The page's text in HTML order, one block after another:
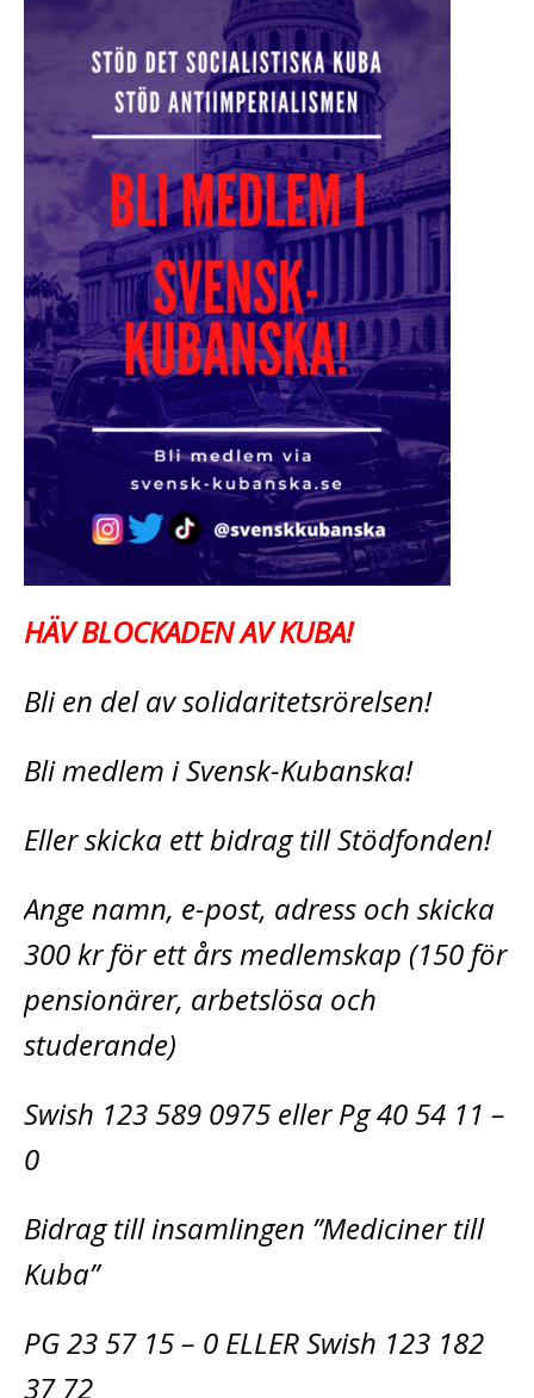
HÄV BLOCKADEN AV KUBA!
Bli en del av solidaritetsrörelsen!
Bli medlem i Svensk-Kubanska!
Eller skicka ett bidrag till Stödfonden!
Ange namn, e-post, adress och skicka
300 kr för ett års medlemskap (150 för
pensionärer, arbetslösa och
studerande)
Swish 123 589 0975 eller Pg 40 54 11 –
0
Bidrag till insamlingen ”Mediciner till
Kuba”
PG 23 57 15 – 0 ELLER Swish 123 182
37 72